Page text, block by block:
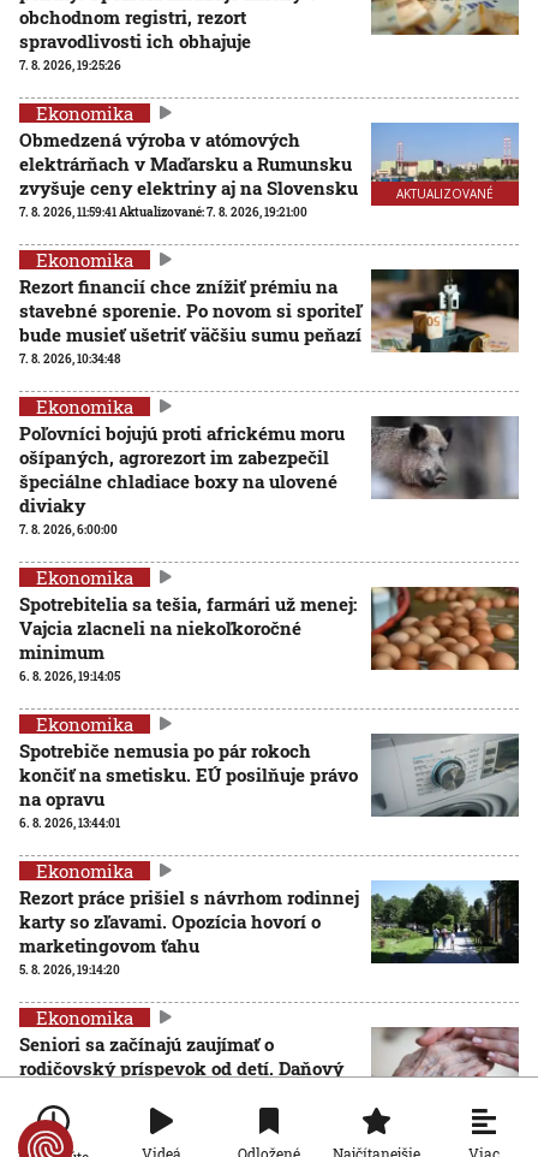
obchodnom registri, rezort
spravodlivosti ich obhajuje
7. 8. 2026, 19:25:26
AKTUALIZOVANÉ
Ekonomika
Obmedzená výroba v atómových
elektrárňach v Maďarsku a Rumunsku
zvyšuje ceny elektriny aj na Slovensku
7. 8. 2026, 11:59:41Aktualizované:7. 8. 2026, 19:21:00
Ekonomika
Rezort financií chce znížiť prémiu na
stavebné sporenie. Po novom si sporiteľ
bude musieť ušetriť väčšiu sumu peňazí
7. 8. 2026, 10:34:48
Ekonomika
Poľovníci bojujú proti africkému moru
ošípaných, agrorezort im zabezpečil
špeciálne chladiace boxy na ulovené
diviaky
7. 8. 2026, 6:00:00
Ekonomika
Spotrebitelia sa tešia, farmári už menej:
Vajcia zlacneli na niekoľkoročné
minimum
6. 8. 2026, 19:14:05
Ekonomika
Spotrebiče nemusia po pár rokoch
končiť na smetisku. EÚ posilňuje právo
na opravu
6. 8. 2026, 13:44:01
Ekonomika
Rezort práce prišiel s návrhom rodinnej
karty so zľavami. Opozícia hovorí o
marketingovom ťahu
5. 8. 2026, 19:14:20
Ekonomika
Seniori sa začínajú zaujímať o
rodičovský príspevok od detí. Daňový
informácie nedajú
5. 8. 2026, 19:08:24
Viac